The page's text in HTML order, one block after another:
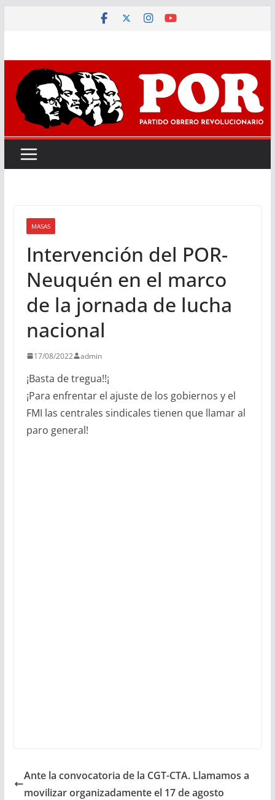
MASAS
Intervención del POR-
Neuquén en el marco
de la jornada de lucha
nacional
17/08/2022 admin
¡Basta de tregua!!¡
¡Para enfrentar el ajuste de los gobiernos y el
FMI las centrales sindicales tienen que llamar al
paro general!
Ante la convocatoria de la CGT-CTA. Llamamos a
movilizar organizadamente el 17 de agosto